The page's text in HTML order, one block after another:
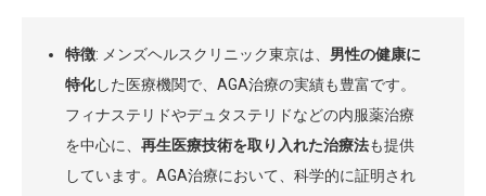
特徴: メンズヘルスクリニック東京は、 男性の健康に
特化した医療機関で、AGA治療の実績も豊富です。
フィナステリドやデュタステリドなどの内服薬治療
を中心に、 再生医療技術を取り入れた治療法も提供
しています。AGA治療において、科学的に証明され